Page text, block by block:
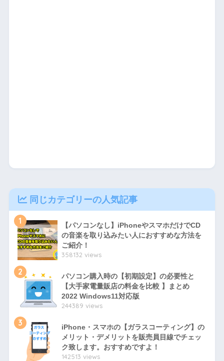
同じカテゴリーの人気記事
1
【パソコンなし】iPhoneやスマホだけでCD
の音楽を取り込みたい人におすすめな方法を
ご紹介！
358132 views
2
パソコン購入時の【初期設定】の必要性と
【大手家電量販店の料金を比較 】まとめ
2022 Windows11対応版
244389 views
3
iPhone・スマホの【ガラスコーティング】の
メリット・デメリットを販売員目線でチェッ
ク致します。おすすめですよ！
142513 views